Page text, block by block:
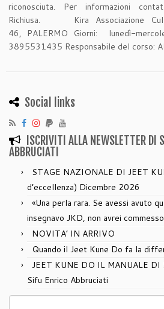
riconosciuta. Per informazioni
Richiusa. Kira Associazione
46, PALERMO Giorni: lunedì-
3895531435 Responsabile del corso:
Social links
ISCRIVITI ALLA NEWSLETTER DI
ABBRUCIATI
STAGE NAZIONALE DI JEET
d’eccellenza) Dicembre 2026
«Una perla rara. Se avessi avuto
insegnavo JKD, non avrei
NOVITA’ IN ARRIVO
Quando il Jeet Kune Do fa la
JEET KUNE DO IL MANUALE
Sifu Enrico Abbruciati